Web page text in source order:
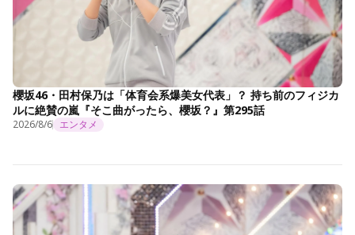
櫻坂46・田村保乃は「体育会系爆美女代表」？ 持ち前のフィジカ
ルに絶賛の嵐『そこ曲がったら、櫻坂？』第295話
2026/8/6 エンタメ